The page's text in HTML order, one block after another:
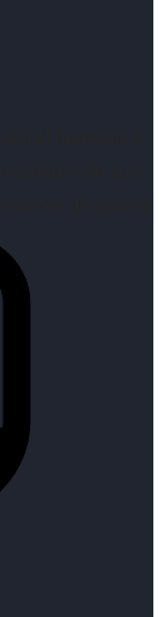
humano y
de sus
antes un placer.